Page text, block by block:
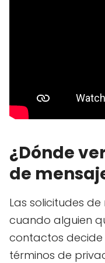
¿Dónde
de
Las solicitudes
cuando alguien
contactos decide
términos de